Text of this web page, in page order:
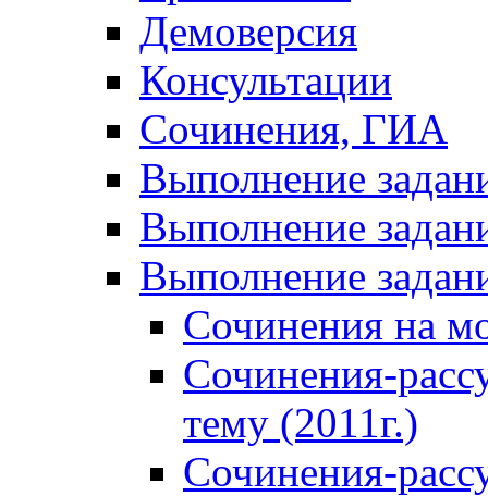
Демоверсия
Консультации
Сочинения, ГИА
Выполнение
Выполнение
Выполнение
Сочинения на
Сочинения-
тему (2011г.)
Сочинения-